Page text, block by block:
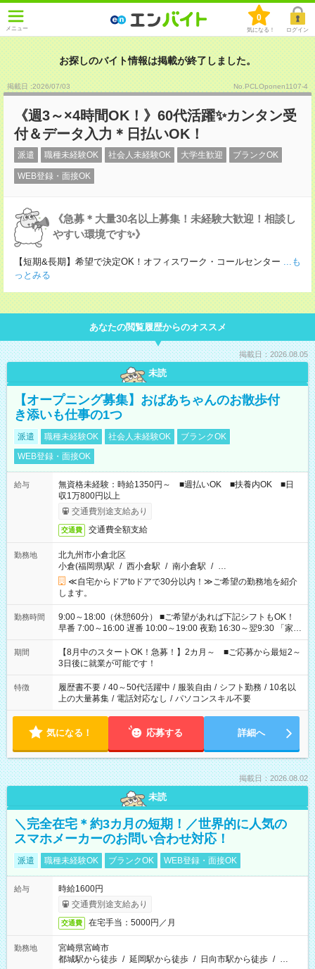
メニュー
0
気になる！ ログイン
お探しのバイト情報は掲載が終了しました。
掲載日 :2026/07/03 No.PCLOponen1107-4
《週3～×4時間OK！》60代活躍✨カンタン受
付＆データ入力＊日払いOK！
派遣 職種未経験OK 社会人未経験OK 大学生歓迎 ブランクOK
WEB登録・面接OK
《急募＊大量30名以上募集！未経験大歓迎！相談し
やすい環境です✨》
【短期&長期】希望で決定OK！オフィスワーク・コールセンター ...も
っとみる
あなたの閲覧履歴からのオススメ
掲載日：2026.08.05
未読
【オープニング募集】おばあちゃんのお散歩付
き添いも仕事の1つ
派遣 職種未経験OK 社会人未経験OK
ブランクOK
WEB登録・面接OK
給与
無資格未経験：時給1350円～ ■週払いOK ■扶養内OK ■日
収1万800円以上
交通費別途支給あり
交通費 交通費全額支給
勤務地
北九州市小倉北区
小倉(福岡県)駅 / 西小倉駅 / 南小倉駅 / …
≪自宅からドアtoドアで30分以内！≫ご希望の勤務地を紹介
します。
勤務時間
9:00～18:00（休憩60分） ■ご希望があれば下記シフトもOK！
早番 7:00～16:00 遅番 10:00～19:00 夜勤 16:30～翌9:30 「家族
と休みを合わせたい」 「余裕を持って夕飯の準備がしたい」
「できれば残業はしたくない」 など、ご希望を教えてください
ね。 ※Wワーク希望の方へ 今ご覧のお仕事で希望する勤務時間
と、もう1つのお仕事の勤務時間。 合計で週40時間を超える場
合は応募できません。
期間
【8月中のスタートOK！急募！】2カ月～ ■ご応募から最短2～
3日後に就業が可能です！
特徴 履歴書不要 / 40～50代活躍中 / 服装自由 / シフト勤務 / 10名以
上の大量募集 / 電話対応なし / パソコンスキル不要
気になる！ 応募する 詳細へ
掲載日：2026.08.02
未読
＼完全在宅＊約3カ月の短期！／世界的に人気の
スマホメーカーのお問い合わせ対応！
派遣 職種未経験OK ブランクOK WEB登録・面接OK
給与
時給1600円
交通費別途支給あり
交通費 在宅手当：5000円／月
勤務地
宮崎県宮崎市
都城駅から徒歩 / 延岡駅から徒歩 / 日向市駅から徒歩 / …